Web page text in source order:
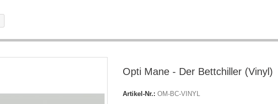
Opti Mane - Der Bettchiller (Vinyl)
Artikel-Nr.: OM-BC-VINYL